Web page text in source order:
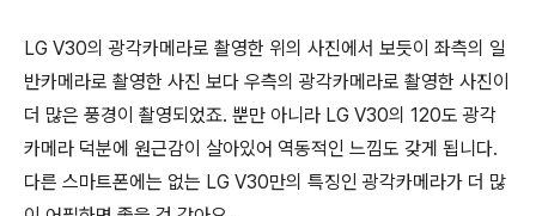
LG V30의 광각카메라로 촬영한 위의 사진에서 보듯이 좌측의 일
반카메라로 촬영한 사진 보다 우측의 광각카메라로 촬영한 사진이
더 많은 풍경이 촬영되었죠. 뿐만 아니라 LG V30의 120도 광각
카메라 덕분에 원근감이 살아있어 역동적인 느낌도 갖게 됩니다.
다른 스마트폰에는 없는 LG V30만의 특징인 광각카메라가 더 많